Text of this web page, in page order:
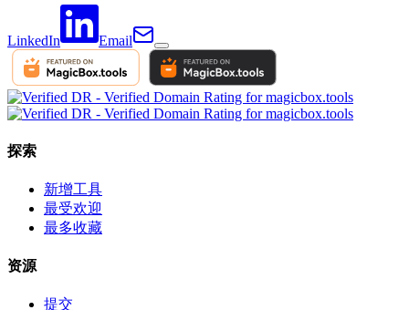
LinkedIn Email
探索
新增工具
最受欢迎
最多收藏
资源
提交